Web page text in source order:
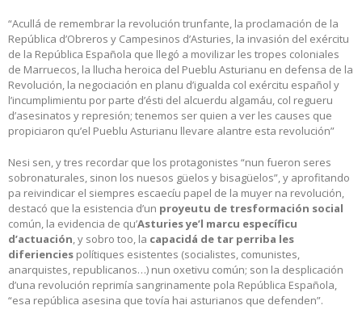
“Acullá de remembrar la revolución trunfante, la proclamación de la
República d’Obreros y Campesinos d’Asturies, la invasión del exércitu
de la República Española que llegó a movilizar les tropes coloniales
de Marruecos, la llucha heroica del Pueblu Asturianu en defensa de la
Revolución, la negociación en planu d’igualda col exércitu español y
l’incumplimientu por parte d’ésti del alcuerdu algamáu, col regueru
d’asesinatos y represión; tenemos ser quien a ver les causes que
propiciaron qu’el Pueblu Asturianu llevare alantre esta revolución”
Nesi sen, y tres recordar que los protagonistes “nun fueron seres
sobronaturales, sinon los nuesos güelos y bisagüelos”, y aprofitando
pa reivindicar el siempres escaecíu papel de la muyer na revolución,
destacó que la esistencia d’un proyeutu de tresformación social
común, la evidencia de qu’Asturies ye’l marcu específicu
d’actuación, y sobro too, la capacidá de tar perriba les
diferiencies polítiques esistentes (socialistes, comunistes,
anarquistes, republicanos…) nun oxetivu común; son la desplicación
d’una revolución reprimía sangrinamente pola República Española,
“esa república asesina que tovía hai asturianos que defenden”.